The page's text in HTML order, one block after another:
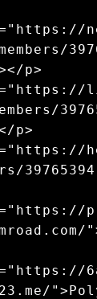
p>
p>